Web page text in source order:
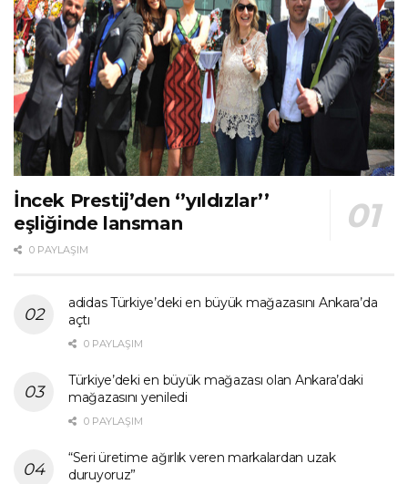
İncek Prestij’den ‘’yıldızlar’’
eşliğinde lansman
0 PAYLAŞIM
adidas Türkiye’deki en büyük mağazasını Ankara’da
açtı
0 PAYLAŞIM
Türkiye’deki en büyük mağazası olan Ankara’daki
mağazasını yeniledi
0 PAYLAŞIM
“Seri üretime ağırlık veren markalardan uzak
duruyoruz”